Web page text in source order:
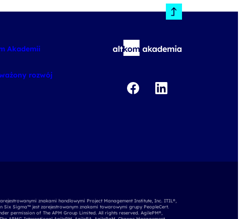
Akademii
rozwój
znakami handlowymi Project Management Institute, Inc. ITIL®,
Six Sigma™ jest zarejestrowanym znakami towarowymi grupy PeopleCert.
permission of The APM Group Limited. All rights reserved. AgilePM®,